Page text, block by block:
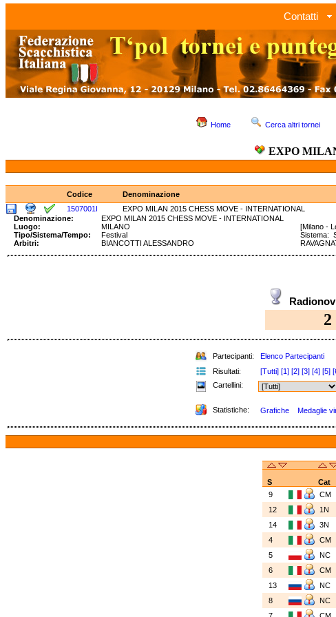
Contatti
Home Cerca altri tornei
EXPO
Codice Denominazione
1507001I
EXPO MILAN 2015 CHESS MOVE - INTERNATIONAL
Denominazione:
EXPO MILAN 2015 CHESS MOVE - INTERNATIONAL
Luogo:
MILANO
[Milano -
Tipo/Sistema/Tempo:
Festival
Sistema:
Arbitri:
BIANCOTTI ALESSANDRO
2
Partecipanti: Elenco Partecipanti
Risultati:
[Tutti] [1] [2] [3] [4] [5]
Cartellini:
Statistiche: Grafiche Medaglie
S
Cat
9
CM
12
1N
14
3N
4
CM
5
NC
6
CM
13
NC
8
NC